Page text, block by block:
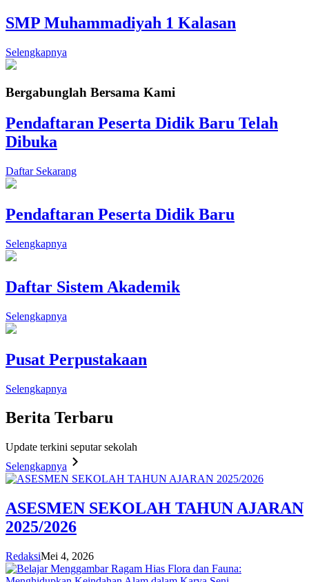
SMP Muhammadiyah 1 Kalasan
Selengkapnya
Bergabunglah Bersama Kami
Pendaftaran Peserta Didik Baru Telah
Dibuka
Daftar Sekarang
Pendaftaran Peserta Didik Baru
Selengkapnya
Daftar Sistem Akademik
Selengkapnya
Pusat Perpustakaan
Selengkapnya
Berita Terbaru
Update terkini seputar sekolah
Selengkapnya
ASESMEN SEKOLAH TAHUN AJARAN
2025/2026
RedaksiMei 4, 2026